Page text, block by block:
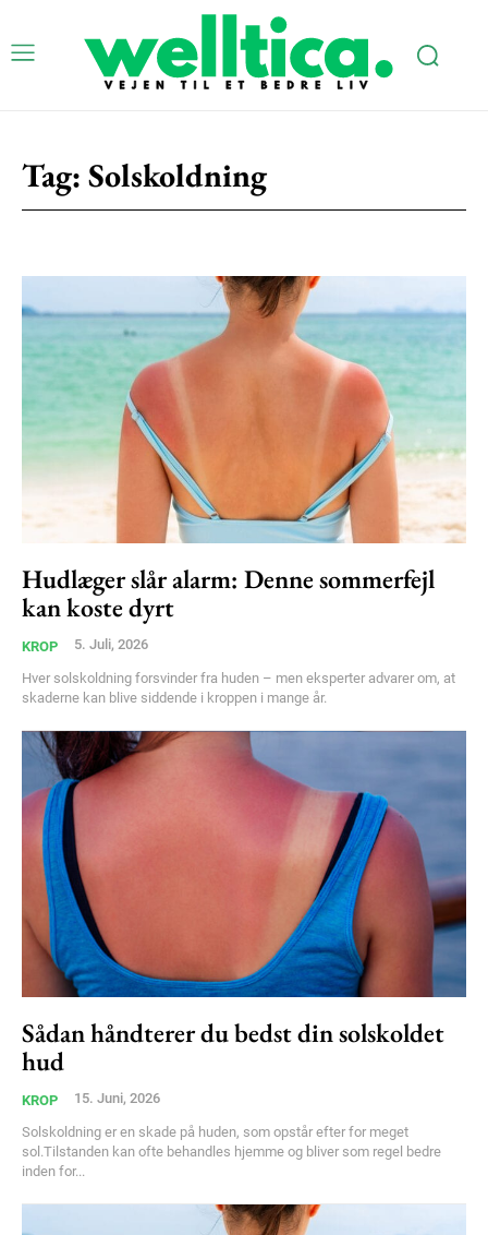
Tag: Solskoldning
Hudlæger slår alarm: Denne sommerfejl
kan koste dyrt
KROP 5. Juli, 2026
Hver solskoldning forsvinder fra huden – men eksperter advarer om, at
skaderne kan blive siddende i kroppen i mange år.
Sådan håndterer du bedst din solskoldet
hud
KROP 15. Juni, 2026
Solskoldning er en skade på huden, som opstår efter for meget
sol.Tilstanden kan ofte behandles hjemme og bliver som regel bedre
inden for...